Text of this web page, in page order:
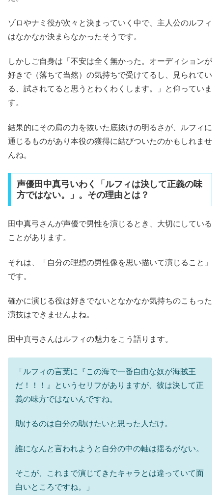
ゾロやナミ役が次々と決まっていく中で、主人公のルフィ
はなかなか決まらなかったそうです。
しかしご自身は「不安は全く無かった。オーディションが
好きで（落ちて当然）の気持ちで受けてるし、見られてい
る、試されてると思うとわくわくします。」と仰っていま
す。
結果的にその肩の力を抜いた底抜けの明るさが、ルフィに
通じるものがあり本役の獲得に結びついたのかもしれませ
んね。
声優田中真弓いわく「ルフィは決して正義の味
方ではない。」。その理由とは？
田中真弓さんが声優で男性を演じるとき、大切にしている
ことがあります。
それは、「自分の理想の男性像を思い描いて演じること」
です。
確かに演じる役は好きでないとなかなか気持ちのこもった
演技はできませんよね。
田中真弓さんはルフィの魅力をこう語ります。
「ルフィの言葉に『この海で一番自由な奴が海賊王
だ！！！』というセリフがありますが、彼は決して正
義の味方ではないんですね。
助けるのは自分の助けたいと思った人だけ。
誰になんと言われようと自分の中の軸は揺るがない。
そこが、これまで演じてきたキャラとは違っていて面
白いところですね。」